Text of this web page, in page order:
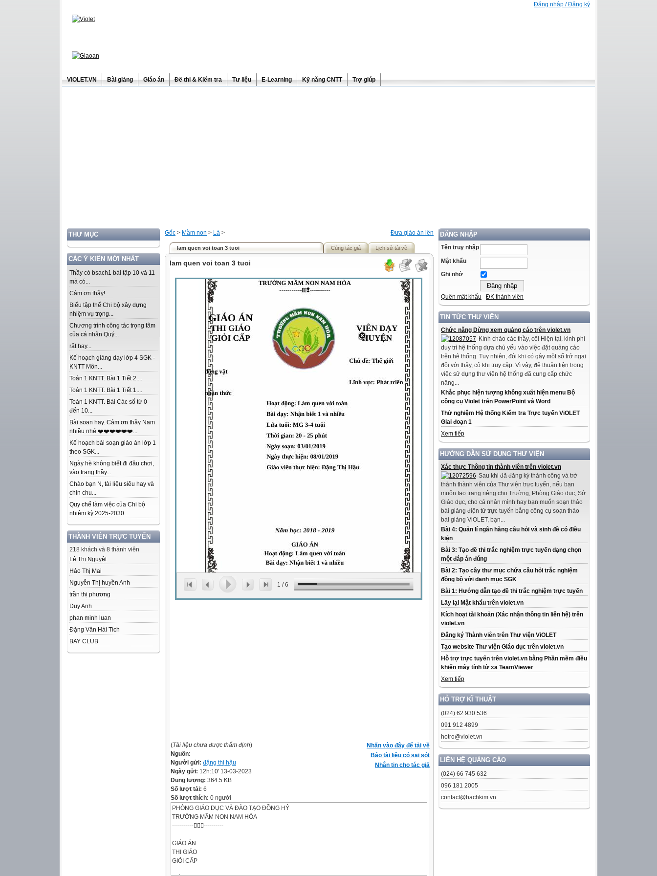
Đăng nhập / Đăng ký
ViOLET.VN Bài giảng Giáo án Đề thi & Kiểm tra Tư liệu E-Learning Kỹ năng CNTT Trợ giúp
THƯ MỤC
CÁC Ý KIẾN MỚI NHẤT
Thầy có bsach1 bài tập 10 và 11
mà có...
Cảm ơn thầy!...
Biểu tập thể Chi bộ xây dựng
nhiệm vụ trọng...
Chương trình công tác trọng tâm
của cá nhân Quý...
rất hay...
Kế hoạch giảng dạy lớp 4 SGK -
KNTT Môn...
Toán 1 KNTT. Bài 1 Tiết 2....
Toán 1 KNTT. Bài 1 Tiết 1....
Toán 1 KNTT. Bài Các số từ 0
đến 10...
Bài soạn hay. Cảm ơn thầy Nam
nhiều nhé ❤️❤️❤️❤️❤️❤️...
Kế hoạch bài soạn giáo án lớp 1
theo SGK...
Ngày hè không biết đi đâu chơi,
vào trang thầy...
Chào bạn N, tài liệu siêu hay và
chỉn chu...
Quy chế làm việc của Chi bộ
nhiệm kỳ 2025-2030...
THÀNH VIÊN TRỰC TUYẾN
218 khách và 8 thành viên
Lê Thị Nguyệt
Hảo Thị Mai
Nguyễn Thị huyền Anh
trần thị phương
Duy Anh
phan minh luan
Đặng Văn Hải Tích
BAY CLUB
ĐĂNG NHẬP
Tên truy nhập
Mật khẩu
Ghi nhớ
Quên mật khẩu ĐK thành viên
TIN TỨC THƯ VIỆN
Chức năng Dừng xem quảng cáo trên violet.vn
Kính chào các thầy, cô! Hiện tại, kinh phí
duy trì hệ thống dựa chủ yếu vào việc đặt quảng cáo
trên hệ thống. Tuy nhiên, đôi khi có gây một số trở ngại
đối với thầy, cô khi truy cập. Vì vậy, để thuận tiện trong
việc sử dụng thư viện hệ thống đã cung cấp chức
năng...
Khắc phục hiện tượng không xuất hiện menu Bộ
công cụ Violet trên PowerPoint và Word
Thử nghiệm Hệ thống Kiểm tra Trực tuyến ViOLET
Giai đoạn 1
Xem tiếp
HƯỚNG DẪN SỬ DỤNG THƯ VIỆN
Xác thực Thông tin thành viên trên violet.vn
Sau khi đã đăng ký thành công và trở
thành thành viên của Thư viện trực tuyến, nếu bạn
muốn tạo trang riêng cho Trường, Phòng Giáo dục, Sở
Giáo dục, cho cá nhân mình hay bạn muốn soạn thảo
bài giảng điện tử trực tuyến bằng công cụ soạn thảo
bài giảng ViOLET, bạn...
Bài 4: Quản lí ngân hàng câu hỏi và sinh đề có điều
kiện
Bài 3: Tạo đề thi trắc nghiệm trực tuyến dạng chọn
một đáp án đúng
Bài 2: Tạo cây thư mục chứa câu hỏi trắc nghiệm
đồng bộ với danh mục SGK
Bài 1: Hướng dẫn tạo đề thi trắc nghiệm trực tuyến
Lấy lại Mật khẩu trên violet.vn
Kích hoạt tài khoản (Xác nhận thông tin liên hệ) trên
violet.vn
Đăng ký Thành viên trên Thư viện ViOLET
Tạo website Thư viện Giáo dục trên violet.vn
Hỗ trợ trực tuyến trên violet.vn bằng Phần mềm điều
khiển máy tính từ xa TeamViewer
Xem tiếp
HỖ TRỢ KĨ THUẬT
(024) 62 930 536
091 912 4899
hotro@violet.vn
LIÊN HỆ QUẢNG CÁO
(024) 66 745 632
096 181 2005
contact@bachkim.vn
Đưa giáo án lên
Gốc > Mầm non > Lá >
lam quen voi toan 3 tuoi Cùng tác giả Lịch sử tải về
lam quen voi toan 3 tuoi
1 /6
Nhấn vào đây để tải về
Báo tài liệu có sai sót
Nhắn tin cho tác giả
(Tài liệu chưa được thẩm định)
Nguồn:
Người gửi: đặng thị hậu
Ngày gửi: 12h:10' 13-03-2023
Dung lượng: 364.5 KB
Số lượt tải: 6
Số lượt thích: 0 người
PHÒNG GIÁO DỤC VÀ ĐÀO TẠO ĐỒNG HỶ
TRƯỜNG MẦM NON NAM HÒA
---------------------
GIÁO ÁN
THI GIÁO
GIỎI CẤP